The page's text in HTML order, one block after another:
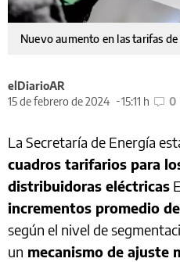
Nuevo aumento en las tarifas
elDiarioAR
15 de febrero de 2024
15:11 h 0
La Secretaría de Energía
cuadros tarifarios para
distribuidoras eléctricas
incrementos promedio
según el nivel de
un mecanismo de ajuste